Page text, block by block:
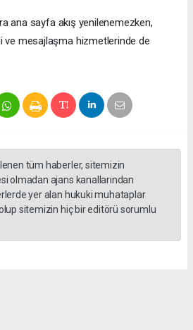
ana sayfa akış yenilenemezken,
ve mesajlaşma hizmetlerinde de
tüm haberler, sitemizin
olmadan ajans kanallarından
yer alan hukuki muhataplar
sitemizin hiç bir editörü sorumlu